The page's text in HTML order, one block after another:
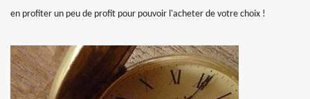
en profiter un peu de profit pour pouvoir l'acheter de votre choix !